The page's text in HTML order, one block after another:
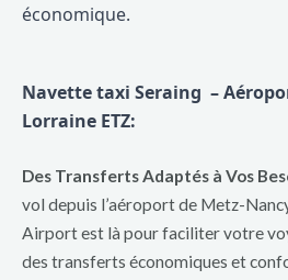
économique.
Navette taxi Seraing –
Lorraine ETZ:
Des Transferts Adaptés à Vos
vol depuis l’aéroport de Metz-
Airport est là pour faciliter votre
des transferts économiques et